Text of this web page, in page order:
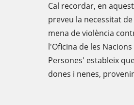
Cal recordar, en
preveu la necessitat
mena de violència
l'Oficina de les
Persones' estableix
dones i nenes,